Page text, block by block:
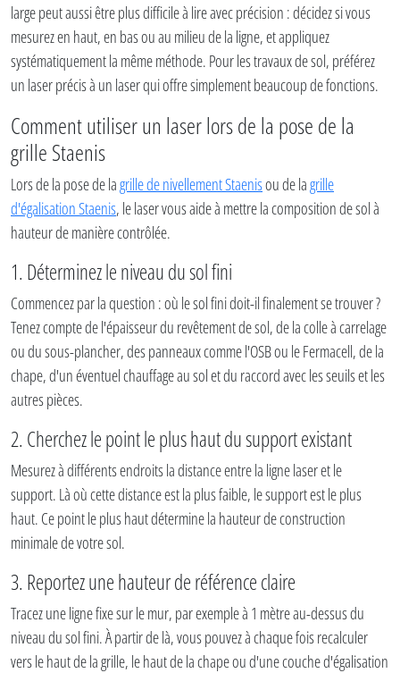
large peut aussi être plus difficile à lire avec précision : décidez si vous
mesurez en haut, en bas ou au milieu de la ligne, et appliquez
systématiquement la même méthode. Pour les travaux de sol, préférez
un laser précis à un laser qui offre simplement beaucoup de fonctions.
Comment utiliser un laser lors de la pose de la
grille Staenis
Lors de la pose de lagrille de nivellement Staenisou de lagrille
d'égalisation Staenis, le laser vous aide à mettre la composition de sol à
hauteur de manière contrôlée.
1. Déterminez le niveau du sol fini
Commencez par la question : où le sol fini doit-il finalement se trouver ?
Tenez compte de l'épaisseur du revêtement de sol, de la colle à carrelage
ou du sous-plancher, des panneaux comme l'OSB ou le Fermacell, de la
chape, d'un éventuel chauffage au sol et du raccord avec les seuils et les
autres pièces.
2. Cherchez le point le plus haut du support existant
Mesurez à différents endroits la distance entre la ligne laser et le
support. Là où cette distance est la plus faible, le support est le plus
haut. Ce point le plus haut détermine la hauteur de construction
minimale de votre sol.
3. Reportez une hauteur de référence claire
Tracez une ligne fixe sur le mur, par exemple à 1 mètre au-dessus du
niveau du sol fini. À partir de là, vous pouvez à chaque fois recalculer
vers le haut de la grille, le haut de la chape ou d'une couche d'égalisation